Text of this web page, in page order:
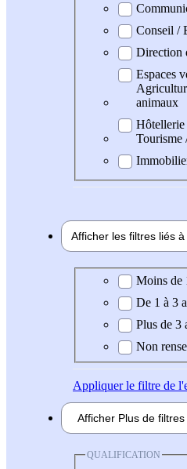
Conseil /
Direction
Espaces
animaux
Hôtellerie
Tourisme
Afficher les filtres liés à
ExpérienceMoins de
De 1 à 3
Plus de 3
Non
Appliquerle filtre de
Afficher Plus de filtres
QUALIFICATION